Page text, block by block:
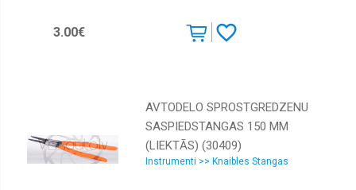
3.00€
AVTODELO SPROSTGREDZENU
SASPIEDSTANGAS 150 MM
(LIEKTĀS) (30409)
Instrumenti >> Knaibles Stangas